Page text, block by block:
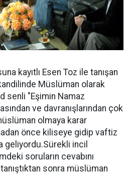
kayıtlı Esen Toz ile tanışan
Müslüman olarak
senli "Eşimin Namaz
ve davranışlarından çok
olmaya karar
önce kiliseye gidip vaftiz
geliyordu.Sürekli incil
soruların cevabını
sonra müslüman